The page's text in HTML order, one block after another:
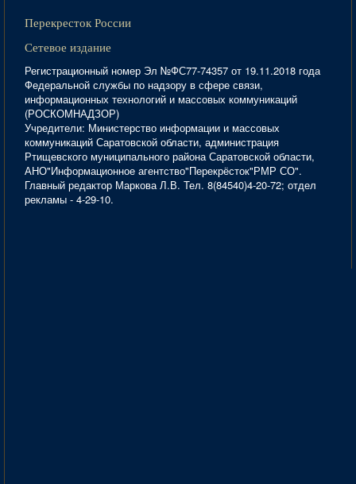
Перекресток России
Сетевое издание
Регистрационный номер Эл №ФС77-74357 от 19.11.2018 года
Федеральной службы по надзору в сфере связи,
информационных технологий и массовых коммуникаций
(РОСКОМНАДЗОР)
Учредители: Министерство информации и массовых
коммуникаций Саратовской области, администрация
Ртищевского муниципального района Саратовской области,
АНО"Информационное агентство"Перекрёсток"РМР СО".
Главный редактор Маркова Л.В. Тел. 8(84540)4-20-72; отдел
рекламы - 4-29-10.